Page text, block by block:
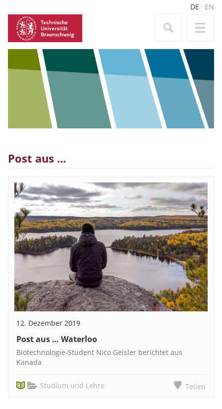
DE EN
Post aus ...
12. Dezember 2019
Post aus … Waterloo
Biotechnologie-Student Nico Geisler berichtet aus
Kanada
Studium und Lehre Teilen